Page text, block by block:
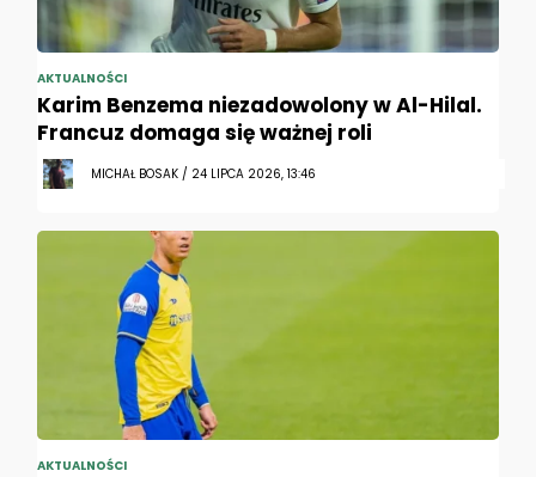
AKTUALNOŚCI
Karim Benzema niezadowolony w Al-Hilal.
Francuz domaga się ważnej roli
MICHAŁ BOSAK / 24 LIPCA 2026, 13:46
AKTUALNOŚCI